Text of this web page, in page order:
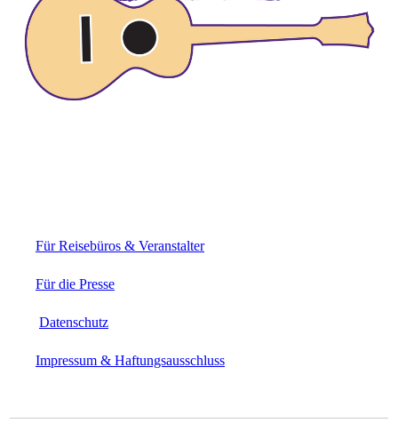
Für Reisebüros & Veranstalter
Für die Presse
Datenschutz
Impressum & Haftungsausschluss